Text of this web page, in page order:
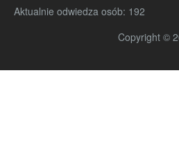
Aktualnie odwiedza osób: 192
Copyright ©